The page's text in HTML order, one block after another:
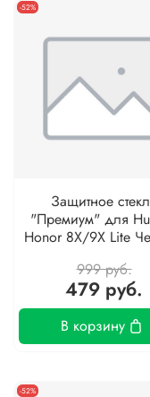
-52%
Защитное
"Премиум" для
Honor 8X/9X Lite
999 руб.
479 руб.
В корзину
-52%